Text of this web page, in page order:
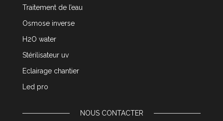
Traitement de l’eau
Osmose inverse
H2O water
Stérilisateur uv
Eclairage chantier
Led pro
NOUS CONTACTER